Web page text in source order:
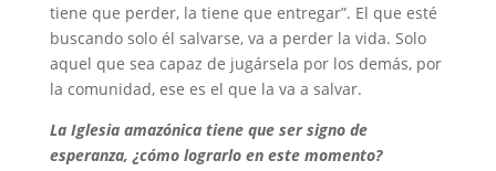
tiene que perder, la tiene que entregar”. El que esté
buscando solo él salvarse, va a perder la vida. Solo
aquel que sea capaz de jugársela por los demás, por
la comunidad, ese es el que la va a salvar.
La Iglesia amazónica tiene que ser signo de
esperanza, ¿cómo lograrlo en este momento?